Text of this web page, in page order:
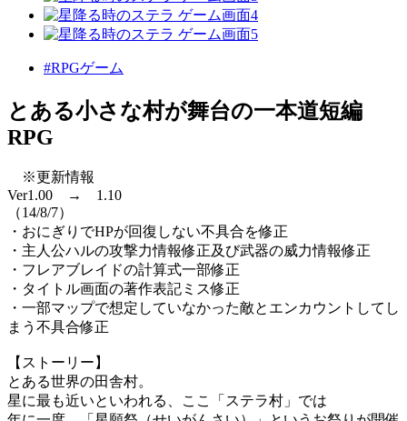
#RPGゲーム
とある小さな村が舞台の一本道短編
RPG
※更新情報
Ver1.00 → 1.10
（14/8/7）
・おにぎりでHPが回復しない不具合を修正
・主人公ハルの攻撃力情報修正及び武器の威力情報修正
・フレアブレイドの計算式一部修正
・タイトル画面の著作表記ミス修正
・一部マップで想定していなかった敵とエンカウントしてし
まう不具合修正
【ストーリー】
とある世界の田舎村。
星に最も近いといわれる、ここ「ステラ村」では